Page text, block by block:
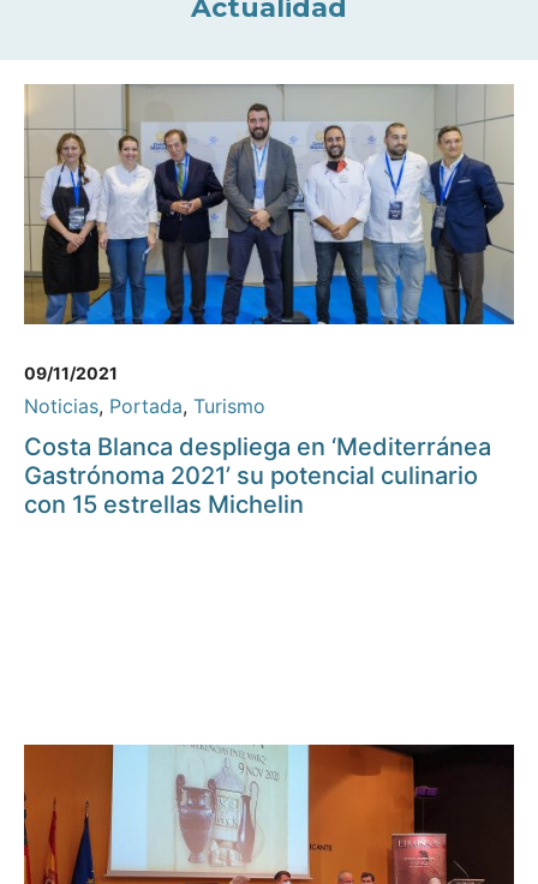
Actualidad
09/11/2021
Noticias, Portada, Turismo
Costa Blanca despliega en ‘Mediterránea
Gastrónoma 2021’ su potencial culinario
con 15 estrellas Michelin